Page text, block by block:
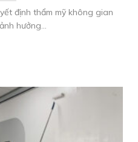
định thẩm mỹ không gian
hưởng...